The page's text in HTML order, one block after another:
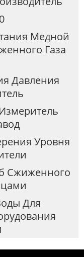
Медной
Газа
Давления
Уровня
Сжиженного
Для